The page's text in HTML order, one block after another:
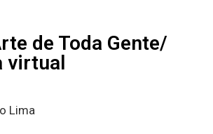
de Toda Gente/
virtual
Lima